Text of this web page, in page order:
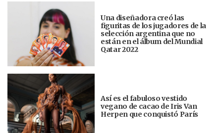
Una diseñadora creó las
figuritas de los jugadores de la
selección argentina que no
están en el álbum del Mundial
Qatar 2022
Así es el fabuloso vestido
vegano de cacao de Iris Van
Herpen que conquistó París